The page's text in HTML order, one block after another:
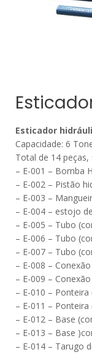
Esticador
Capacidade: 6
Total de 14 peças,
– E-001 – Bomba
– E-002 – Pistão
– E-003 –
– E-004 – estojo
– E-005 – Tubo
– E-006 – Tubo
– E-007 – Tubo
– E-008 –
– E-009 –
– E-010 –
– E-011 –
– E-012 – Base
– E-013 – Base
– E-014 – Tarugo